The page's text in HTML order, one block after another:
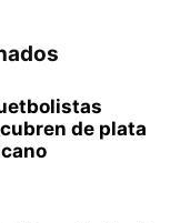
de plata